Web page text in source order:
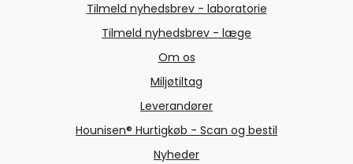
Tilmeld nyhedsbrev - laboratorie
Tilmeld nyhedsbrev - læge
Om os
Miljøtiltag
Leverandører
Hounisen® Hurtigkøb - Scan og bestil
Nyheder